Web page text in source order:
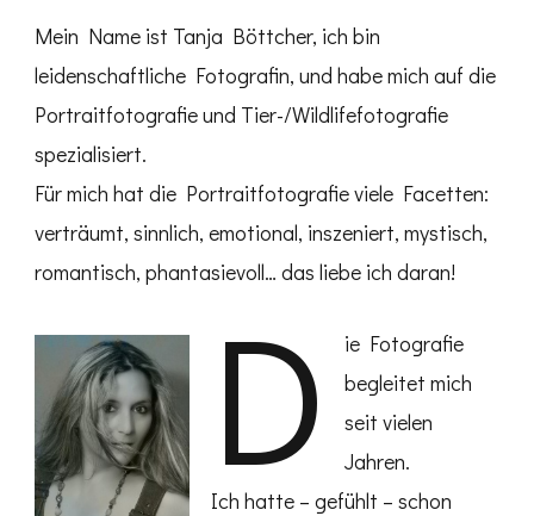
Mein Name ist Tanja Böttcher, ich bin
leidenschaftliche Fotografin, und habe mich auf die
Portraitfotografie und Tier-/Wildlifefotografie
spezialisiert.
Für mich hat die Portraitfotografie viele Facetten:
verträumt, sinnlich, emotional, inszeniert, mystisch,
romantisch, phantasievoll… das liebe ich daran!
D
ie Fotografie
begleitet mich
seit vielen
Jahren.
Ich hatte – gefühlt – schon